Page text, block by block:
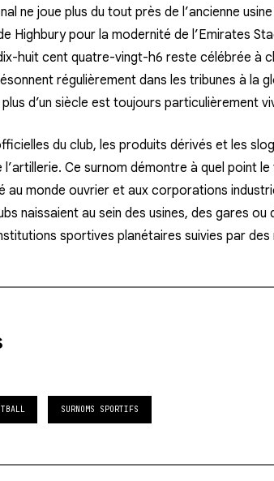
ne joue plus du tout près de l’ancienne
Highbury pour la modernité de l’Emirates
huit cent quatre-vingt-h6 reste célébrée à
régulièrement dans les tribunes à la
d’un siècle est toujours particulièrement
du club, les produits dérivés et les
l’artillerie. Ce surnom démontre à quel point
au monde ouvrier et aux corporations
naissaient au sein des usines, des gares
sportives planétaires suivies par des
SURNOMS SPORTIFS